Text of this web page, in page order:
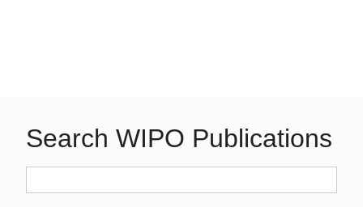
Search WIPO Publications